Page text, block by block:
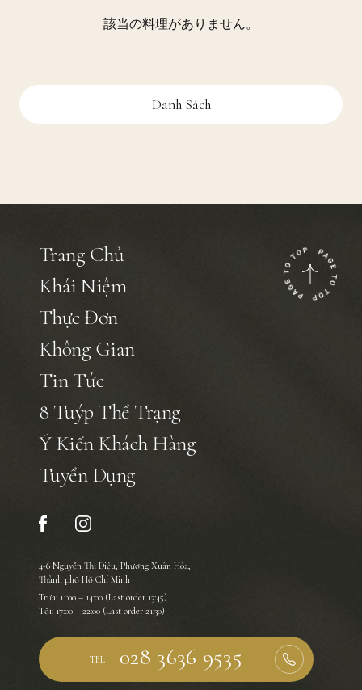
該当の料理がありません。
Danh Sách
Trang Chủ
Khái Niệm
Thực Đơn
Không Gian
Tin Tức
8 Tuýp Thể Trạng
Ý Kiến Khách Hàng
Tuyển Dụng
4-6 Nguyễn Thị Diệu, Phường Xuân Hòa,
Thành phố Hồ Chí Minh
Trưa: 11:00 – 14:00 (Last order 13:45)
Tối: 17:00 – 22:00 (Last order 21:30)
TEL